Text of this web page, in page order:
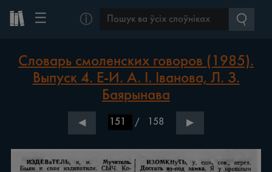
☰ ⓘ
Словарь смоленских говоров (1985).
Выпуск 4. Е-И. А. І. Іванова, Л. З.
Баярынава
◀ / 158 ▶